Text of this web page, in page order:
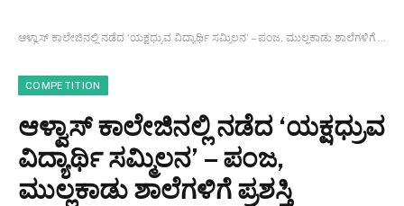
ಆಳ್ವಾಸ್ ಕಾಲೇಜಿನಲ್ಲಿ ನಡೆದ ‘ಯಕ್ಷಧ್ರುವ ವಿದ್ಯಾರ್ಥಿ ಸಮ್ಮಿಲನ’ – ಪಂಜ, ಮುಲ್ಲಕಾಡು ಶಾಲೆಗಳಿಗೆ ಪ್ರಶಸ್ತಿ
COMPETITION
ಆಳ್ವಾಸ್ ಕಾಲೇಜಿನಲ್ಲಿ ನಡೆದ ‘ಯಕ್ಷಧ್ರುವ
ವಿದ್ಯಾರ್ಥಿ ಸಮ್ಮಿಲನ’ – ಪಂಜ,
ಮುಲ್ಲಕಾಡು ಶಾಲೆಗಳಿಗೆ ಪ್ರಶಸ್ತಿ